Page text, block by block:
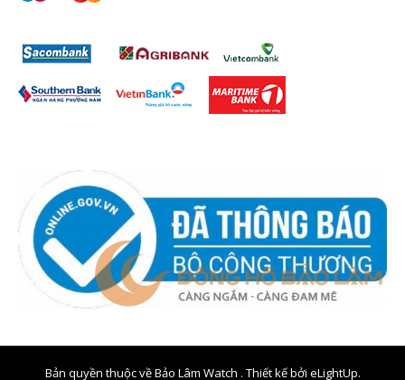
Bản quyền thuộc về Bảo Lâm Watch . Thiết kế bởi eLightUp.